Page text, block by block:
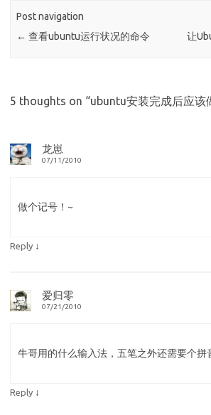
Post navigation
← 查看ubuntu运行状况的命令 让
5 thoughts on “ubuntu安装完成后应该
龙崽
07/11/2010
做个记号！~
Reply ↓
爱归零
07/21/2010
牛哥用的什么输入法，五笔之外还需要个拼
Reply ↓